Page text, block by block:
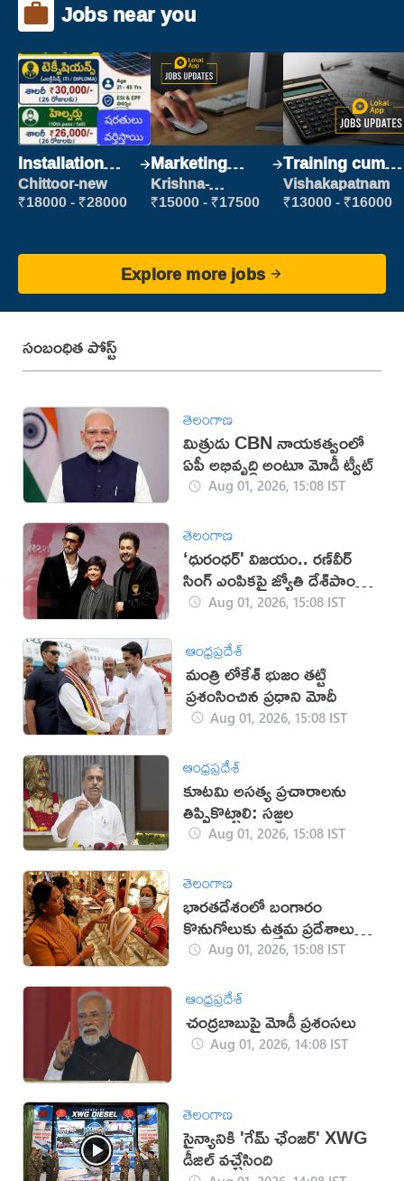
Jobs near you
Installation
Engineer/
Helper
Chittoor-new
₹18000 - ₹28000
Marketing
Executive
Krishna-
vijayawada
₹15000 - ₹17500
Training cum
Placement
Vishakapatnam
₹13000 - ₹16000
Explore more jobs
సంబంధిత పోస్ట్
తెలంగాణ
మిత్రుడు CBN నాయకత్వంలో
ఏపీ అభివృద్ధి అంటూ మోడీ ట్వీట్‌
Aug 01, 2026, 15:08 IST
తెలంగాణ
‘ధురంధర్' విజయం.. రణ్‌వీర్
సింగ్ ఎంపికపై జ్యోతి దేశ్‌పాండే
కీలక విషయాలు వెల్లడి
Aug 01, 2026, 15:08 IST
ఆంధ్రప్రదేశ్
మంత్రి లోకేశ్ భుజం తట్టి
ప్రశంసించిన ప్రధాని మోదీ
Aug 01, 2026, 15:08 IST
ఆంధ్రప్రదేశ్
కూటమి అసత్య ప్రచారాలను
తిప్పికొట్టాలి: సజ్జల
Aug 01, 2026, 15:08 IST
తెలంగాణ
భారతదేశంలో బంగారం
కొనుగోలుకు ఉత్తమ ప్రదేశాలు
ఇవే!Aug 01, 2026, 15:08 IST
ఆంధ్రప్రదేశ్
చంద్రబాబుపై మోడీ ప్రశంసలు
Aug 01, 2026, 14:08 IST
తెలంగాణ
సైన్యానికి 'గేమ్ ఛేంజర్' XWG
డీజిల్ వచ్చేసింది